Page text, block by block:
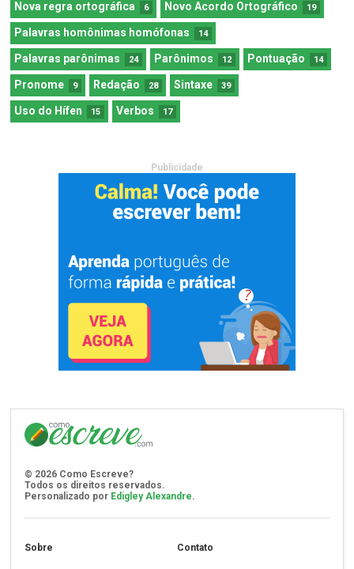
Nova regra ortográfica 6 Novo Acordo Ortográfico 19
Palavras homônimas homófonas 14
Palavras parônimas 24 Parônimos 12 Pontuação 14
Pronome 9 Redação 28 Sintaxe 39
Uso do Hífen 15 Verbos 17
Publicidade
© 2026 Como Escreve?
Todos os direitos reservados.
Personalizado por Edigley Alexandre.
Sobre Contato